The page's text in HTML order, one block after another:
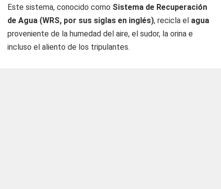
Este sistema, conocido como Sistema de Recuperación
de Agua (WRS, por sus siglas en inglés), recicla el agua
proveniente de la humedad del aire, el sudor, la orina e
incluso el aliento de los tripulantes.